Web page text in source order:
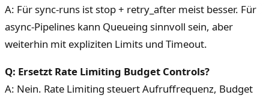
A: Für sync-runs ist stop + retry_after meist besser. Für
async-Pipelines kann Queueing sinnvoll sein, aber
weiterhin mit expliziten Limits und Timeout.
Q: Ersetzt Rate Limiting Budget Controls?
A: Nein. Rate Limiting steuert Aufruffrequenz, Budget